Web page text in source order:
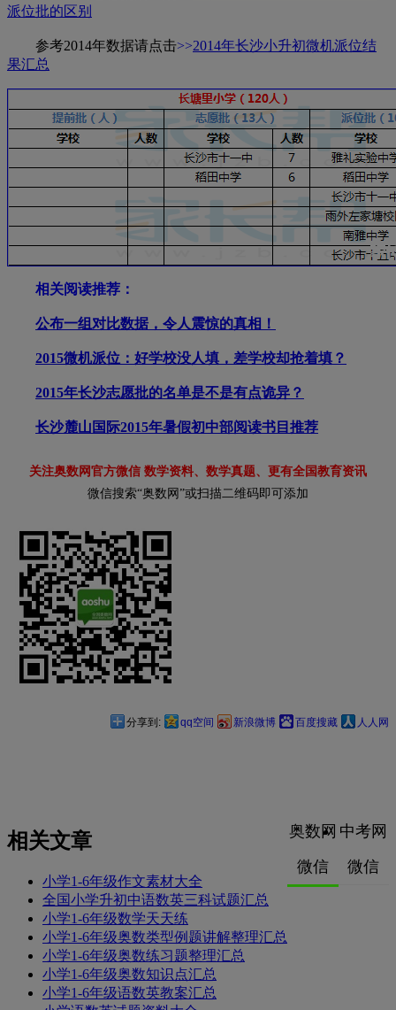
派位批的区别
参考2014年数据请点击>>2014年长沙小升初微机派位结
果汇总
相关阅读推荐：
公布一组对比数据，令人震惊的真相！
2015微机派位：好学校没人填，差学校却抢着填？
2015年长沙志愿批的名单是不是有点诡异？
长沙麓山国际2015年暑假初中部阅读书目推荐
关注奥数网官方微信 数学资料、数学真题、更有全国教育资讯
微信搜索“奥数网”或扫描二维码即可添加
分享到: qq空间 新浪微博 百度搜藏 人人网
相关文章
小学1-6年级作文素材大全
全国小学升初中语数英三科试题汇总
小学1-6年级数学天天练
小学1-6年级奥数类型例题讲解整理汇总
小学1-6年级奥数练习题整理汇总
小学1-6年级奥数知识点汇总
小学1-6年级语数英教案汇总
奥数网
微信
中考网
微信